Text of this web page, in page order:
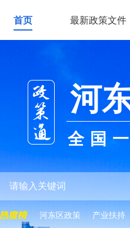
首页 最新政策文件
河
全国
河东区政策 产业扶持